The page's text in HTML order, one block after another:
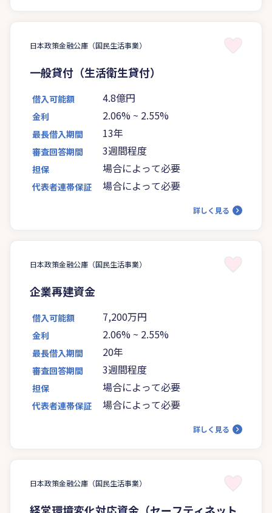
日本政策金融公庫（国民生活事業）
一般貸付（生活衛生貸付）
借入可能額 4.8億円
金利 2.06% ~ 2.55%
最長借入期間 13年
審査回答期間 3週間程度
担保 場合によって必要
代表者連帯保証 場合によって必要
詳しく見る
日本政策金融公庫（国民生活事業）
企業再建資金
借入可能額 7,200万円
金利 2.06% ~ 2.55%
最長借入期間 20年
審査回答期間 3週間程度
担保 場合によって必要
代表者連帯保証 場合によって必要
詳しく見る
日本政策金融公庫（国民生活事業）
経営環境変化対応資金（セーフティネット